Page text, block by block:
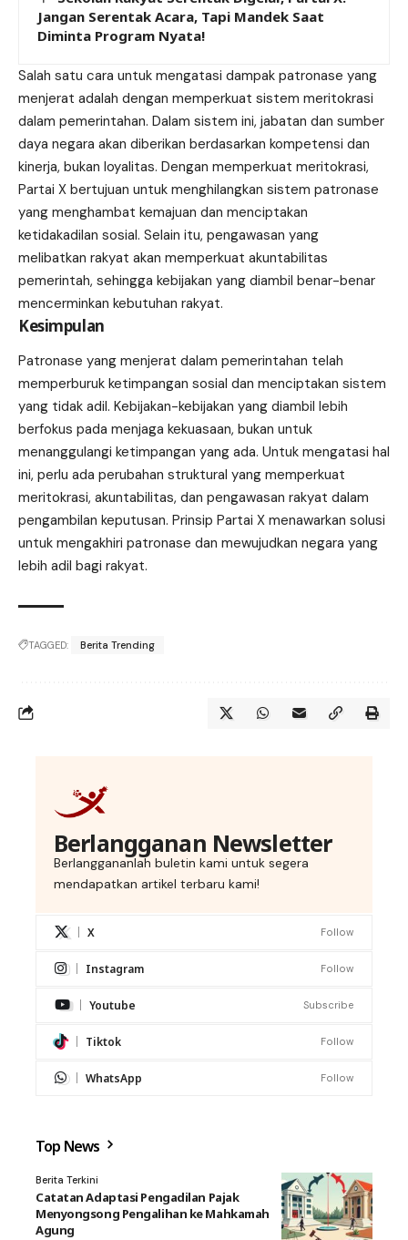
Jangan Serentak Acara, Tapi Mandek Saat
Diminta Program Nyata!
Salah satu cara untuk mengatasi dampak patronase yang
menjerat adalah dengan memperkuat sistem meritokrasi
dalam pemerintahan. Dalam sistem ini, jabatan dan sumber
daya negara akan diberikan berdasarkan kompetensi dan
kinerja, bukan loyalitas. Dengan memperkuat meritokrasi,
Partai X bertujuan untuk menghilangkan sistem patronase
yang menghambat kemajuan dan menciptakan
ketidakadilan sosial. Selain itu, pengawasan yang
melibatkan rakyat akan memperkuat akuntabilitas
pemerintah, sehingga kebijakan yang diambil benar-benar
mencerminkan kebutuhan rakyat.
Kesimpulan
Patronase yang menjerat dalam pemerintahan telah
memperburuk ketimpangan sosial dan menciptakan sistem
yang tidak adil. Kebijakan-kebijakan yang diambil lebih
berfokus pada menjaga kekuasaan, bukan untuk
menanggulangi ketimpangan yang ada. Untuk mengatasi hal
ini, perlu ada perubahan struktural yang memperkuat
meritokrasi, akuntabilitas, dan pengawasan rakyat dalam
pengambilan keputusan. Prinsip Partai X menawarkan solusi
untuk mengakhiri patronase dan mewujudkan negara yang
lebih adil bagi rakyat.
TAGGED: Berita Trending
Berlangganan Newsletter
Berlanggananlah buletin kami untuk segera
mendapatkan artikel terbaru kami!
X Follow
Instagram Follow
Youtube Subscribe
Tiktok Follow
WhatsApp Follow
Top News
Berita Terkini
Catatan Adaptasi Pengadilan Pajak
Menyongsong Pengalihan ke Mahkamah
Agung